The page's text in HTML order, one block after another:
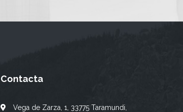
Contacta
Vega de Zarza, 1, 33775 Taramundi,